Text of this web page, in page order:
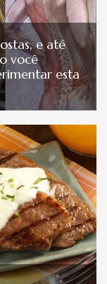
e até
você
esta